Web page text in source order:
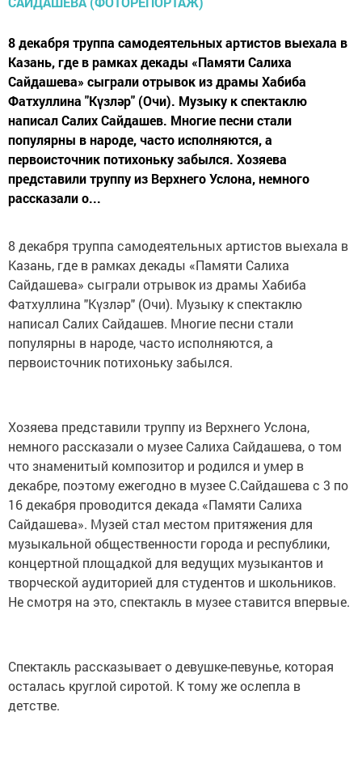
8 декабря труппа самодеятельных артистов выехала в
Казань, где в рамках декады «Памяти Салиха
Сайдашева» сыграли отрывок из драмы Хабиба
Фатхуллина "Күзләр" (Очи). Музыку к спектаклю
написал Салих Сайдашев. Многие песни стали
популярны в народе, часто исполняются, а
первоисточник потихоньку забылся. Хозяева
представили труппу из Верхнего Услона, немного
рассказали о...
8 декабря труппа самодеятельных артистов выехала в
Казань, где в рамках декады «Памяти Салиха
Сайдашева» сыграли отрывок из драмы Хабиба
Фатхуллина "Күзләр" (Очи). Музыку к спектаклю
написал Салих Сайдашев. Многие песни стали
популярны в народе, часто исполняются, а
первоисточник потихоньку забылся.
Хозяева представили труппу из Верхнего Услона,
немного рассказали о музее Салиха Сайдашева, о том
что знаменитый композитор и родился и умер в
декабре, поэтому ежегодно в музее С.Сайдашева c 3 по
16 декабря проводится декада «Памяти Салиха
Сайдашева». Музей стал местом притяжения для
музыкальной общественности города и республики,
концертной площадкой для ведущих музыкантов и
творческой аудиторией для студентов и школьников.
Не смотря на это, спектакль в музее ставится впервые.
Спектакль рассказывает о девушке-певунье, которая
осталась круглой сиротой. К тому же ослепла в
детстве.